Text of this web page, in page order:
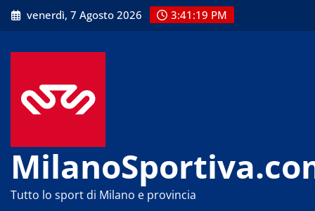
Skip
to
venerdì, 7 Agosto 2026 3:41:19 PM
Tutto lo sport di Milano e provincia